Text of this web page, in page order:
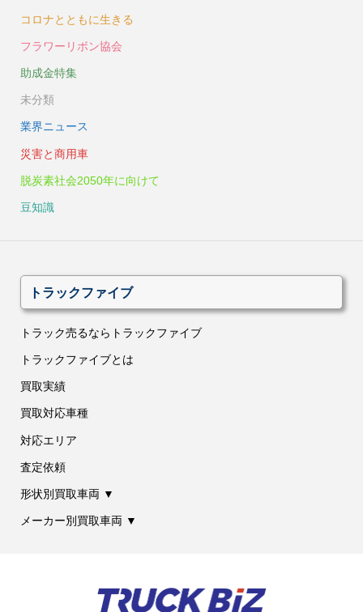
コロナとともに生きる
フラワーリボン協会
助成金特集
未分類
業界ニュース
災害と商用車
脱炭素社会2050年に向けて
豆知識
トラックファイブ
トラック売るならトラックファイブ
トラックファイブとは
買取実績
買取対応車種
対応エリア
査定依頼
形状別買取車両 ▼
メーカー別買取車両 ▼